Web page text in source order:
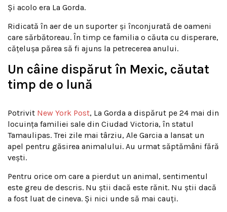
Și acolo era La Gorda.
Ridicată în aer de un suporter și înconjurată de oameni
care sărbătoreau. În timp ce familia o căuta cu disperare,
cățelușa părea să fi ajuns la petrecerea anului.
Un câine dispărut în Mexic, căutat
timp de o lună
Potrivit New York Post, La Gorda a dispărut pe 24 mai din
locuința familiei sale din Ciudad Victoria, în statul
Tamaulipas. Trei zile mai târziu, Ale Garcia a lansat un
apel pentru găsirea animalului. Au urmat săptămâni fără
vești.
Pentru orice om care a pierdut un animal, sentimentul
este greu de descris. Nu știi dacă este rănit. Nu știi dacă
a fost luat de cineva. Și nici unde să mai cauți.